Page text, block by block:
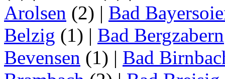
Arolsen (2) | Bad
Belzig (1) | Bad Bergzabern
Bevensen (1) | Bad